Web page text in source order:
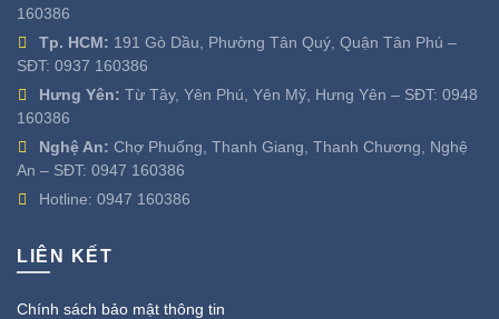
160386
Tp. HCM: 191 Gò Dầu, Phường Tân Quý, Quận Tân Phú –
SĐT: 0937 160386
Hưng Yên: Từ Tây, Yên Phú, Yên Mỹ, Hưng Yên – SĐT: 0948
160386
Nghệ An: Chợ Phuống, Thanh Giang, Thanh Chương, Nghệ
An – SĐT: 0947 160386
Hotline: 0947 160386
LIÊN KẾT
Chính sách bảo mật thông tin